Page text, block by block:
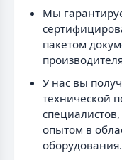
Мы
пакетом
У нас вы
технической
опытом в
оборудования.